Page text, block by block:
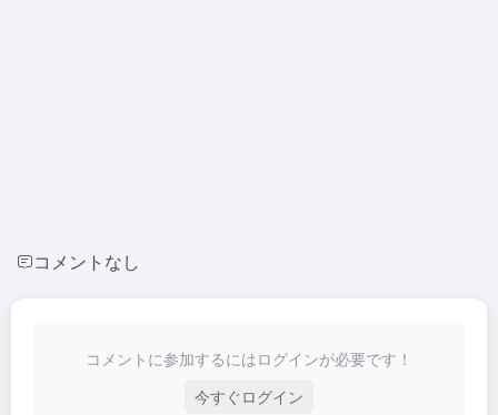
コメントなし
コメントに参加するにはログインが必要です！
今すぐログイン